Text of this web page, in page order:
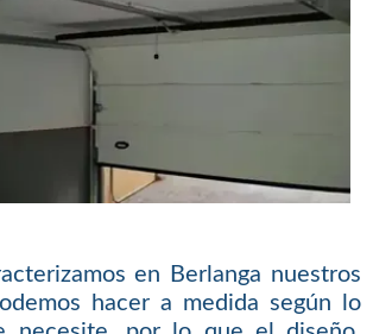
en Berlanga nuestros
hacer a medida según lo